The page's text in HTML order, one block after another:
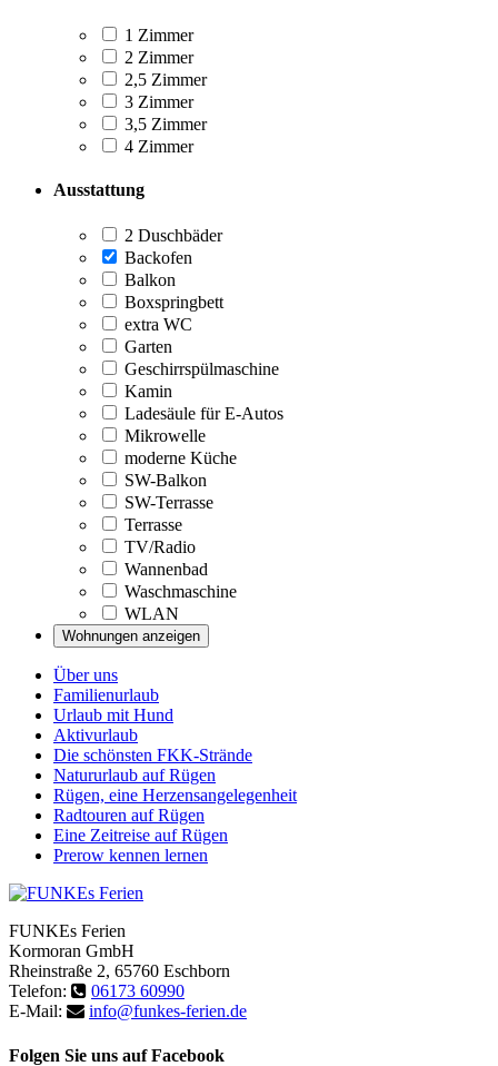
1 Zimmer
2 Zimmer
2,5 Zimmer
3 Zimmer
3,5 Zimmer
4 Zimmer
Ausstattung
2 Duschbäder
Backofen
Balkon
Boxspringbett
extra WC
Garten
Geschirrspülmaschine
Kamin
Ladesäule für E-Autos
Mikrowelle
moderne Küche
SW-Balkon
SW-Terrasse
Terrasse
TV/Radio
Wannenbad
Waschmaschine
WLAN
Über uns
Familienurlaub
Urlaub mit Hund
Aktivurlaub
Die schönsten FKK-Strände
Natururlaub auf Rügen
Rügen, eine Herzensangelegenheit
Radtouren auf Rügen
Eine Zeitreise auf Rügen
Prerow kennen lernen
FUNKEs Ferien
Kormoran GmbH
Rheinstraße 2, 65760 Eschborn
Telefon:
06173 60990
E-Mail:
info@funkes-ferien.de
Folgen Sie uns auf Facebook